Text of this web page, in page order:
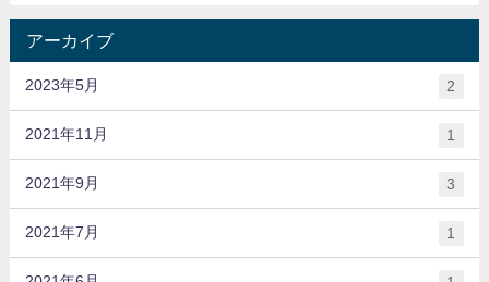
アーカイブ
2023年5月 2
2021年11月 1
2021年9月 3
2021年7月 1